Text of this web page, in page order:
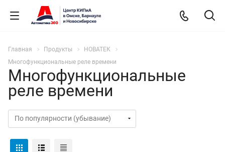
Главная Продукты
НОВАТЕК
Многофункциональные реле времени
Многофункциональные
реле времени